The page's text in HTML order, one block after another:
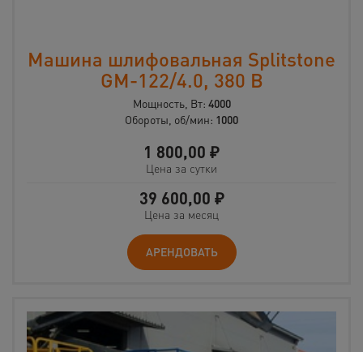
Машина шлифовальная Splitstone
GM-122/4.0, 380 В
Мощность, Вт: 4000
Обороты, об/мин: 1000
1 800,00 ₽
Цена за сутки
39 600,00 ₽
Цена за месяц
АРЕНДОВАТЬ